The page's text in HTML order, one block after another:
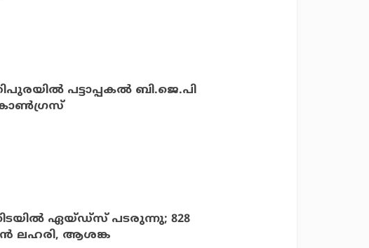
പട്ടാപ്പകല്‍ ബി.ജെ.പി
ഏയ്ഡ്‌സ് പടരുന്നു; 828
ലഹരി, ആശങ്ക